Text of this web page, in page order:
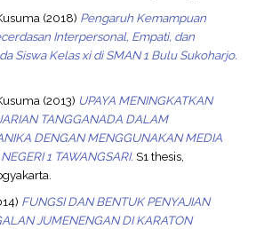
(2018) Pengaruh Kemampuan
Interpersonal, Empati, dan
Siswa Kelas xi di SMAN 1 Bulu Sukoharjo.
(2013) UPAYA MENINGKATKAN
TANGGANADA DALAM
DENGAN MENGGUNAKAN MEDIA
1 TAWANGSARI. S1 thesis,
FUNGSI DAN BENTUK PENYAJIAN
JUMENENGAN DI KARATON